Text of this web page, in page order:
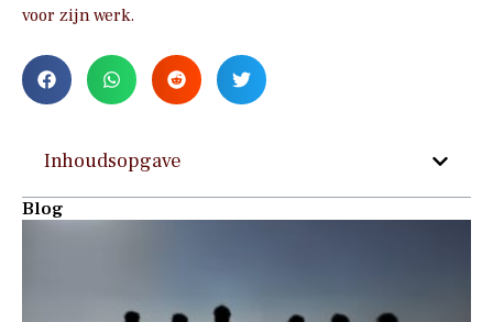
voor zijn werk.
Inhoudsopgave
Blog